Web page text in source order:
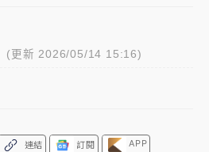
所今起縮短股票「關禁閉」天
試 清大校長高為元致歉：機會
南風來了！4縣市大雨特報、各
(更新 2026/05/14 15:16)
連結 訂閱 APP